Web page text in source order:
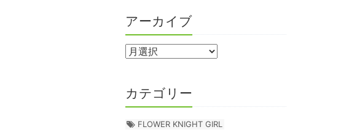
アーカイブ
カテゴリー
FLOWER KNIGHT GIRL